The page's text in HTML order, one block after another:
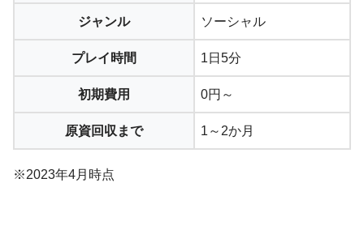
ジャンル ソーシャル
プレイ時間 1日5分
初期費用 0円～
原資回収まで 1～2か月
※2023年4月時点